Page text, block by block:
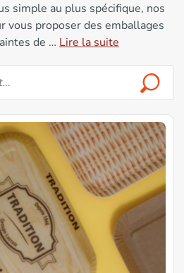
simple au plus spécifique, nos
vous proposer des emballages
de … Lire la suite